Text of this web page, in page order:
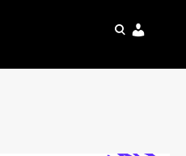
pretraga